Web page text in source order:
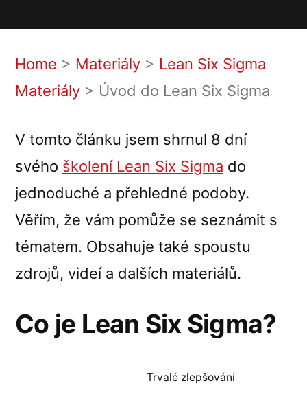
Home > Materiály > Lean Six Sigma
Materiály > Úvod do Lean Six Sigma
V tomto článku jsem shrnul 8 dní
svého školení Lean Six Sigma do
jednoduché a přehledné podoby.
Věřím, že vám pomůže se seznámit s
tématem. Obsahuje také spoustu
zdrojů, videí a dalších materiálů.
Co je Lean Six Sigma?
Trvalé zlepšování